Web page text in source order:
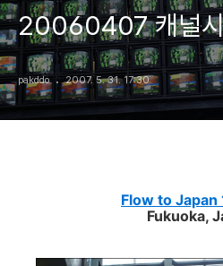
20060407 캐널
pakddo 2007. 5. 31. 17:30
Flow to Japan
Fukuoka,